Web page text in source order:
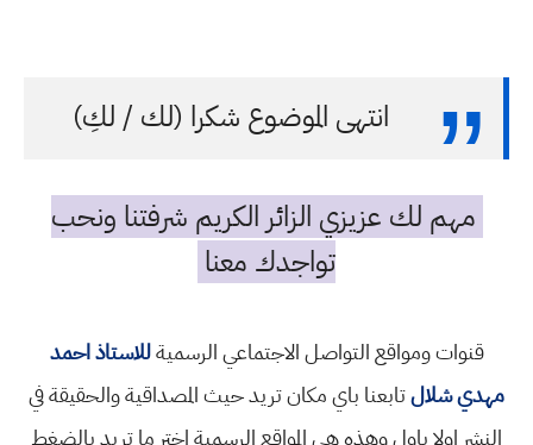
انتهى الموضوع شكرا (لك / لكِ)
مهم لك عزيزي الزائر الكريم شرفتنا ونحب
تواجدك معنا
قنوات ومواقع التواصل الاجتماعي الرسميةللاستاذ احمد
مهدي شلالتابعنا باي مكان تريد حيث المصداقية والحقيقة في
النشر اولا باول وهذه هي المواقع الرسمية اختر ما تريد بالضغط